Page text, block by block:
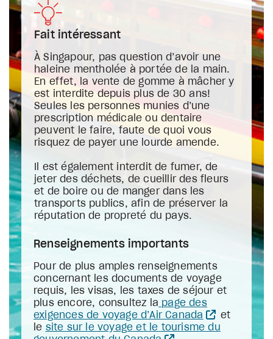
Fait intéressant
À Singapour, pas question d’avoir une
haleine mentholée à portée de la main.
En effet, la vente de gomme à mâcher y
est interdite depuis plus de 30 ans!
Seules les personnes munies d’une
prescription médicale ou dentaire
peuvent le faire, faute de quoi vous
risquez de payer une lourde amende.
Il est également interdit de fumer, de
jeter des déchets, de cueillir des fleurs
et de boire ou de manger dans les
transports publics, afin de préserver la
réputation de propreté du pays.
Renseignements importants
Pour de plus amples renseignements
concernant les documents de voyage
requis, les visas, les taxes de séjour et
plus encore, consultez la page des
exigences de voyage d’Air Canada
et
le site sur le voyage et le tourisme du